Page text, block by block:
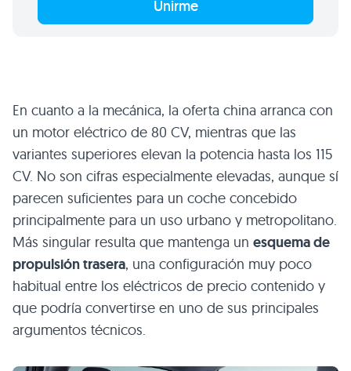
Unirme
En cuanto a la mecánica, la oferta china arranca con
un motor eléctrico de 80 CV, mientras que las
variantes superiores elevan la potencia hasta los 115
CV. No son cifras especialmente elevadas, aunque sí
parecen suficientes para un coche concebido
principalmente para un uso urbano y metropolitano.
Más singular resulta que mantenga un esquema de
propulsión trasera, una configuración muy poco
habitual entre los eléctricos de precio contenido y
que podría convertirse en uno de sus principales
argumentos técnicos.